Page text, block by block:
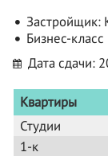
Застройщик:
Бизнес-класс
Дата сдачи:
Квартиры
Студии
1-к